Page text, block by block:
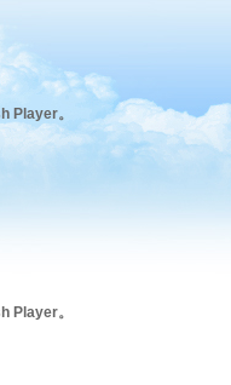
Player。
Player。